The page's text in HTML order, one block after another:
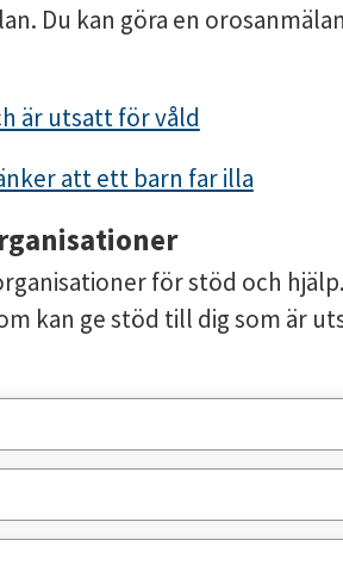
Du kan göra en orosanmälan
är utsatt för våld
att ett barn far illa
för stöd och
kan ge stöd till dig som är